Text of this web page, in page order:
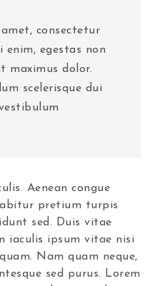
consectetur
enim, egestas non
maximus dolor.
scelerisque dui
Aenean congue
pretium turpis
sed. Duis vitae
iaculis ipsum vitae nisi
Nam quam neque,
sed purus. Lorem